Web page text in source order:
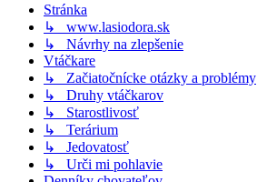
Stránka
↳ www.lasiodora.sk
↳ Návrhy na zlepšenie
Vtáčkare
↳ Začiatočnícke otázky a problémy
↳ Druhy vtáčkarov
↳ Starostlivosť
↳ Terárium
↳ Jedovatosť
↳ Urči mi pohlavie